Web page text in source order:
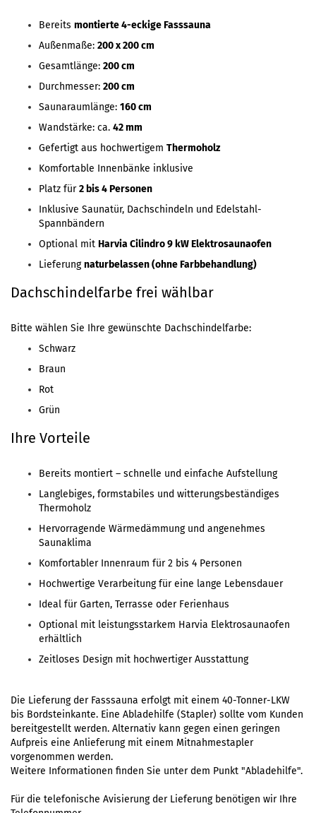
Bereits montierte 4-eckige Fasssauna
Außenmaße: 200 x 200 cm
Gesamtlänge: 200 cm
Durchmesser: 200 cm
Saunaraumlänge: 160 cm
Wandstärke: ca. 42 mm
Gefertigt aus hochwertigem Thermoholz
Komfortable Innenbänke inklusive
Platz für2 bis 4 Personen
Inklusive Saunatür, Dachschindeln und Edelstahl-
Spannbändern
Optional mit Harvia Cilindro 9 kW Elektrosaunaofen
Lieferungnaturbelassen (ohne Farbbehandlung)
Dachschindelfarbe frei wählbar
Bitte wählen Sie Ihre gewünschte Dachschindelfarbe:
Schwarz
Braun
Rot
Grün
Ihre Vorteile
Bereits montiert – schnelle und einfache Aufstellung
Langlebiges, formstabiles und witterungsbeständiges
Thermoholz
Hervorragende Wärmedämmung und angenehmes
Saunaklima
Komfortabler Innenraum für 2 bis 4 Personen
Hochwertige Verarbeitung für eine lange Lebensdauer
Ideal für Garten, Terrasse oder Ferienhaus
Optional mit leistungsstarkem Harvia Elektrosaunaofen
erhältlich
Zeitloses Design mit hochwertiger Ausstattung
Die Lieferung der Fasssauna erfolgt mit einem 40-Tonner-LKW
bis Bordsteinkante. Eine Abladehilfe (Stapler) sollte vom Kunden
bereitgestellt werden. Alternativ kann gegen einen geringen
Aufpreis eine Anlieferung mit einem Mitnahmestapler
vorgenommen werden.
Weitere Informationen finden Sie unter dem Punkt "Abladehilfe".
Für die telefonische Avisierung der Lieferung benötigen wir Ihre